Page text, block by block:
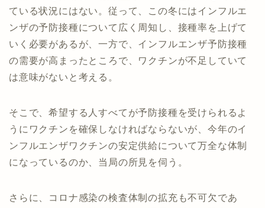
ている状況にはない。従って、この冬にはインフルエ
ンザの予防接種について広く周知し、接種率を上げて
いく必要があるが、一方で、インフルエンザ予防接種
の需要が高まったところで、ワクチンが不足していて
は意味がないと考える。
そこで、希望する人すべてが予防接種を受けられるよ
うにワクチンを確保しなければならないが、今年のイ
ンフルエンザワクチンの安定供給について万全な体制
になっているのか、当局の所見を伺う。
さらに、コロナ感染の検査体制の拡充も不可欠であ